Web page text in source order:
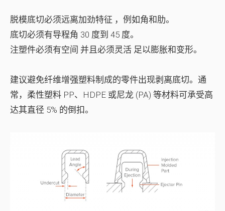
脱模底切必须远离加劲特征 ，例如角和肋。
底切必须有导程角 30 度到 45 度。
注塑件必须有空间 并且必须灵活 足以膨胀和变形。
建议避免纤维增强塑料制成的零件出现剥离底切。通
常， 柔性塑料 PP、HDPE 或尼龙 (PA) 等材料可承受高
达其直径 5% 的倒扣。